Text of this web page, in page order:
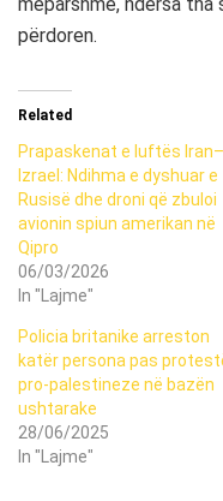
përdoren.
Related
Prapaskenat e luftës Iran–
Izrael: Ndihma e dyshuar e
Rusisë dhe droni që zbuloi
avionin spiun amerikan në
Qipro
06/03/2026
In "Lajme"
Policia britanike arreston
katër persona pas
pro-palestineze në bazën
ushtarake
28/06/2025
In "Lajme"